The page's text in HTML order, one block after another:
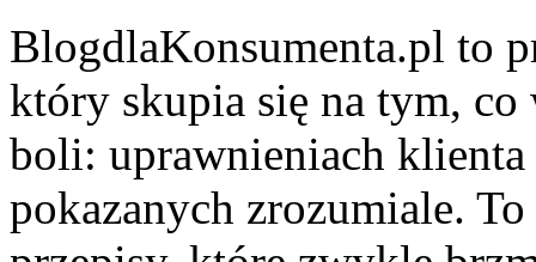
BlogdlaKonsumenta.pl to
który skupia się na tym,
boli: uprawnieniach klienta
pokazanych zrozumiale.